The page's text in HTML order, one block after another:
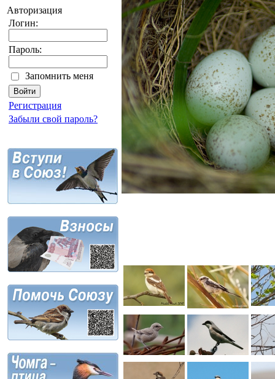
Авторизация
Логин:
Пароль:
Запомнить меня
Регистрация
Забыли свой пароль?